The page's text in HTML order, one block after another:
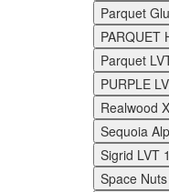
Parquet
PARQUET
Parquet
PURPLE
Realwood
Sequoia
Sigrid LVT 1
Space